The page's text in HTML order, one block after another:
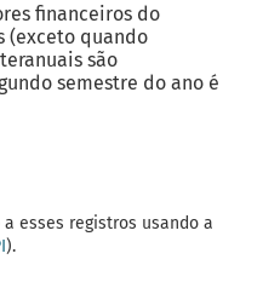
financeiros do
(exceto quando
são
semestre do ano é
esses registros usando a
).